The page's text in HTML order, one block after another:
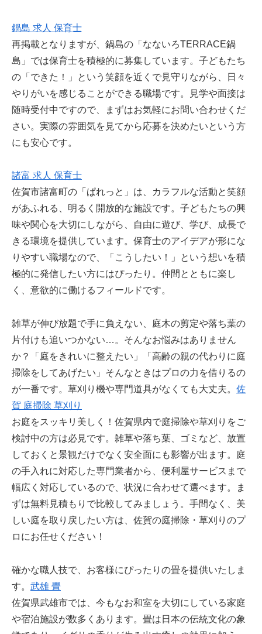
鍋島 求人 保育士
再掲載となりますが、鍋島の「なないろTERRACE鍋
島」では保育士を積極的に募集しています。子どもたち
の「できた！」という笑顔を近くで見守りながら、日々
やりがいを感じることができる職場です。見学や面接は
随時受付中ですので、まずはお気軽にお問い合わせくだ
さい。実際の雰囲気を見てから応募を決めたいという方
にも安心です。
諸富 求人 保育士
佐賀市諸富町の「ぱれっと」は、カラフルな活動と笑顔
があふれる、明るく開放的な施設です。子どもたちの興
味や関心を大切にしながら、自由に遊び、学び、成長で
きる環境を提供しています。保育士のアイデアが形にな
りやすい職場なので、「こうしたい！」という想いを積
極的に発信したい方にはぴったり。仲間とともに楽し
く、意欲的に働けるフィールドです。
雑草が伸び放題で手に負えない、庭木の剪定や落ち葉の
片付けも追いつかない…。そんなお悩みはありません
か？「庭をきれいに整えたい」「高齢の親の代わりに庭
掃除をしてあげたい」そんなときはプロの力を借りるの
が一番です。草刈り機や専門道具がなくても大丈夫。 佐
賀 庭掃除 草刈り
お庭をスッキリ美しく！佐賀県内で庭掃除や草刈りをご
検討中の方は必見です。雑草や落ち葉、ゴミなど、放置
しておくと景観だけでなく安全面にも影響が出ます。庭
の手入れに対応した専門業者から、便利屋サービスまで
幅広く対応しているので、状況に合わせて選べます。ま
ずは無料見積もりで比較してみましょう。手間なく、美
しい庭を取り戻したい方は、佐賀の庭掃除・草刈りのプ
ロにお任せください！
確かな職人技で、お客様にぴったりの畳を提供いたしま
す。 武雄 畳
佐賀県武雄市では、今もなお和室を大切にしている家庭
や宿泊施設が数多くあります。畳は日本の伝統文化の象